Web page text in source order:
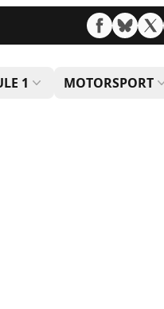
1 MOTORSPORT